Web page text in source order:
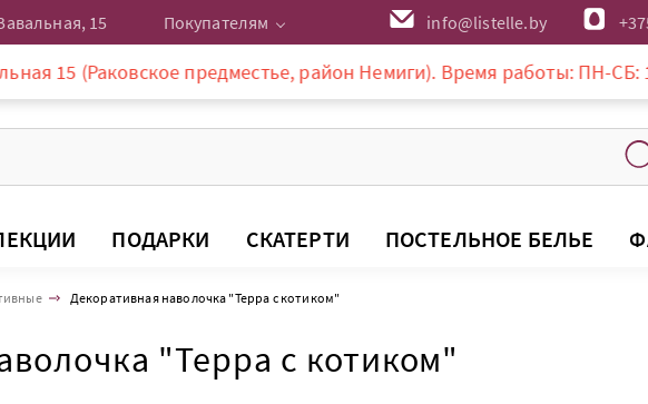
15 Покупателям info@listelle.by
предместье, район Немиги). Время работы: ПН-СБ: 10-
ПОДАРКИ СКАТЕРТИ ПОСТЕЛЬНОЕ БЕЛЬЕ
Декоративная наволочка "Терра с котиком"
"Терра с котиком"